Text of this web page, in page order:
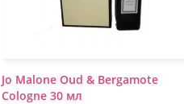
Jo Malone Oud & Bergamote
Cologne 30 мл